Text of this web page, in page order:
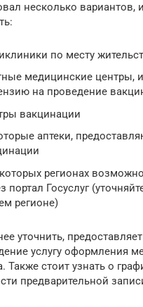
несколько вариантов,
по месту
медицинские центры,
на проведение
вакцинации
аптеки,
регионах
портал Госуслуг
регионе)
уточнить,
услугу оформления
Также стоит узнать о
предварительной